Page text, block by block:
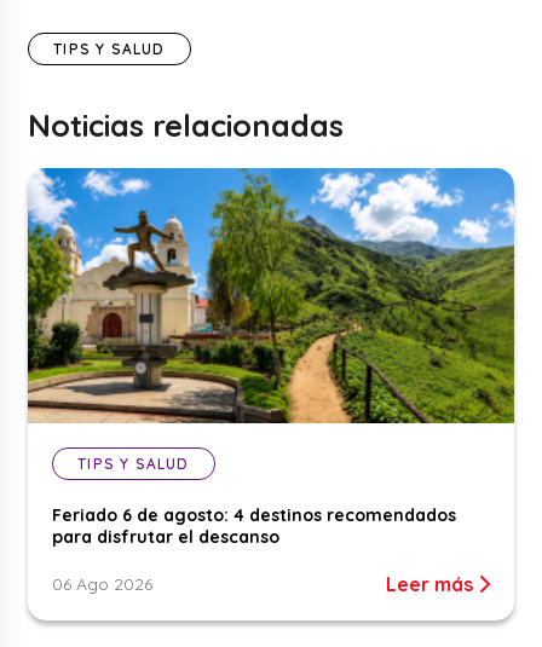
TIPS Y SALUD
Noticias relacionadas
TIPS Y SALUD
Feriado 6 de agosto: 4 destinos recomendados
para disfrutar el descanso
06 Ago 2026 Leer más